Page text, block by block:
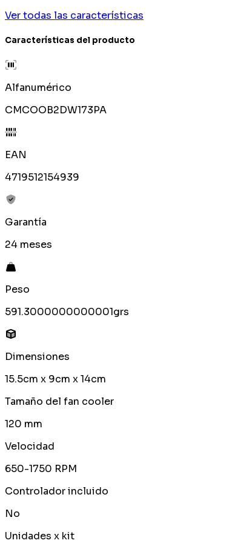
Ver todas las características
Características del producto
Alfanumérico
CMCOOB2DW173PA
EAN
4719512154939
Garantía
24 meses
Peso
591.3000000000001grs
Dimensiones
15.5cm x 9cm x 14cm
Tamaño del fan cooler
120 mm
Velocidad
650-1750 RPM
Controlador incluido
No
Unidades x kit